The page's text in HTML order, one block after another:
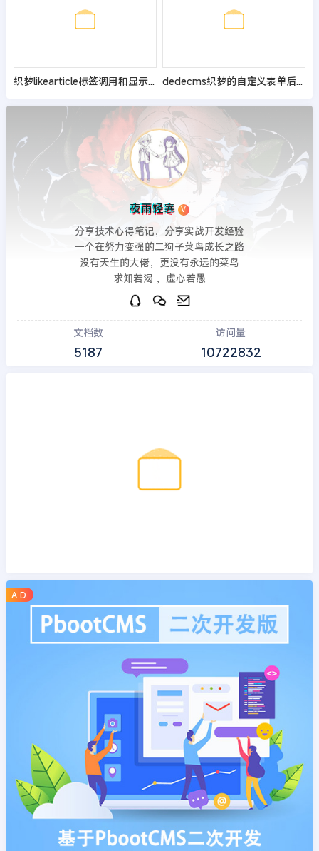
织梦likearticle标签调用和显示附加字段解决办法 dedecms织梦的自定义表单后台增加全选的功能按钮
夜雨轻寒 V
分享技术心得笔记，分享实战开发经验
一个在努力变强的二狗子菜鸟成长之路
没有天生的大佬，更没有永远的菜鸟
求知若渴 ，虚心若愚
文档数
5187
访问量
10722832
A D